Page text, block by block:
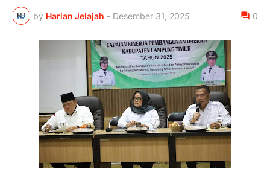
by Harian Jelajah - Desember 31, 2025 0